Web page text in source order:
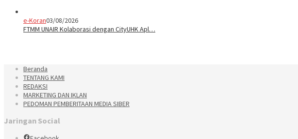
e-Koran03/08/2026
FTMM UNAIR Kolaborasi dengan CityUHK Apl…
Beranda
TENTANG KAMI
REDAKSI
MARKETING DAN IKLAN
PEDOMAN PEMBERITAAN MEDIA SIBER
Jaringan Social